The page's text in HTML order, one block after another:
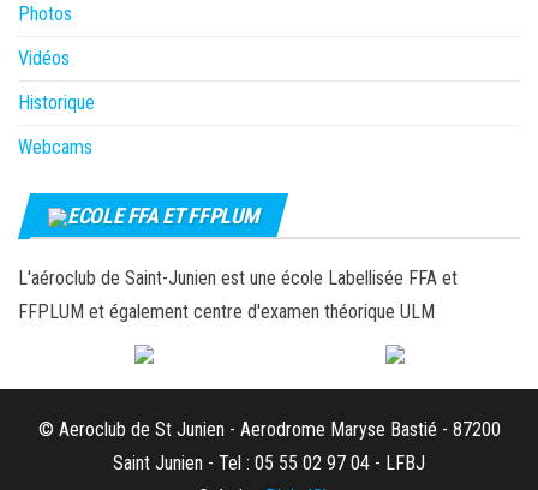
Photos
Vidéos
Historique
Webcams
ECOLE FFA ET FFPLUM
L'aéroclub de Saint-Junien est une école Labellisée FFA et
FFPLUM et également centre d'examen théorique ULM
© Aeroclub de St Junien - Aerodrome Maryse Bastié - 87200
Saint Junien - Tel : 05 55 02 97 04 - LFBJ